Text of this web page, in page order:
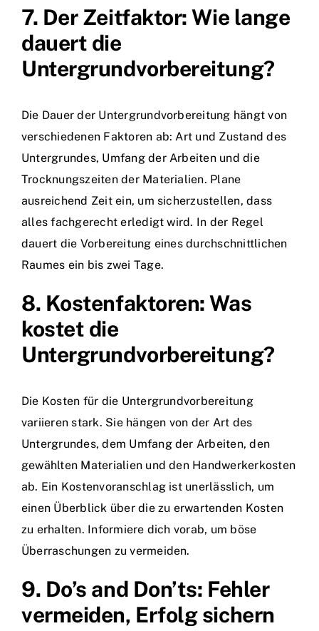
7. Der Zeitfaktor: Wie lange
dauert die
Untergrundvorbereitung?
Die Dauer der Untergrundvorbereitung hängt von
verschiedenen Faktoren ab: Art und Zustand des
Untergrundes, Umfang der Arbeiten und die
Trocknungszeiten der Materialien. Plane
ausreichend Zeit ein, um sicherzustellen, dass
alles fachgerecht erledigt wird. In der Regel
dauert die Vorbereitung eines durchschnittlichen
Raumes ein bis zwei Tage.
8. Kostenfaktoren: Was
kostet die
Untergrundvorbereitung?
Die Kosten für die Untergrundvorbereitung
variieren stark. Sie hängen von der Art des
Untergrundes, dem Umfang der Arbeiten, den
gewählten Materialien und den Handwerkerkosten
ab. Ein Kostenvoranschlag ist unerlässlich, um
einen Überblick über die zu erwartenden Kosten
zu erhalten. Informiere dich vorab, um böse
Überraschungen zu vermeiden.
9. Do’s and Don’ts: Fehler
vermeiden, Erfolg sichern